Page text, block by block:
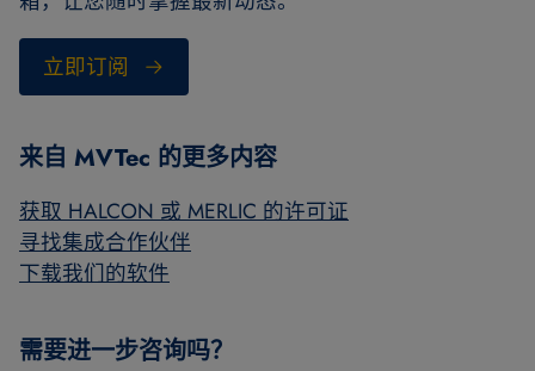
立即订阅
来自 MVTec 的更多内容
获取 HALCON 或 MERLIC 的许可证
寻找集成合作伙伴
下载我们的软件
需要进一步咨询吗？